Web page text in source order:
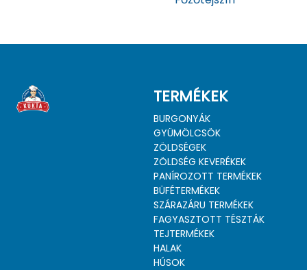
TERMÉKEK
BURGONYÁK
GYÜMÖLCSÖK
ZÖLDSÉGEK
ZÖLDSÉG KEVERÉKEK
PANÍROZOTT TERMÉKEK
BÜFÉTERMÉKEK
SZÁRAZÁRU TERMÉKEK
FAGYASZTOTT TÉSZTÁK
TEJTERMÉKEK
HALAK
HÚSOK